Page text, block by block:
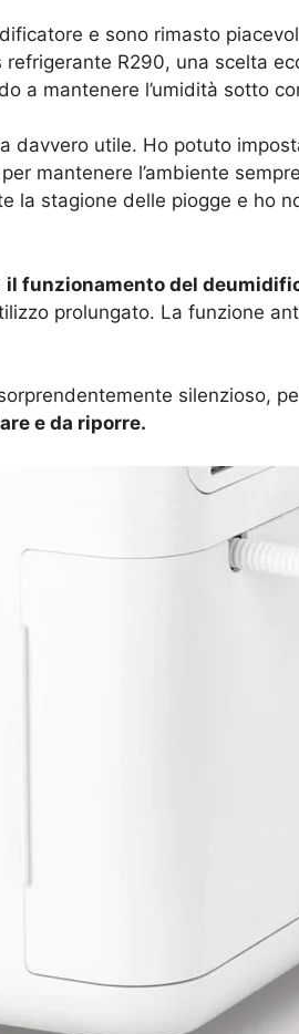
e sono rimasto
R290, una scelta
a mantenere l’umidità sotto
davvero utile. Ho potuto
mantenere l’ambiente
la stagione delle piogge e ho
il funzionamento del
prolungato. La funzione
silenzioso,
e da riporre.